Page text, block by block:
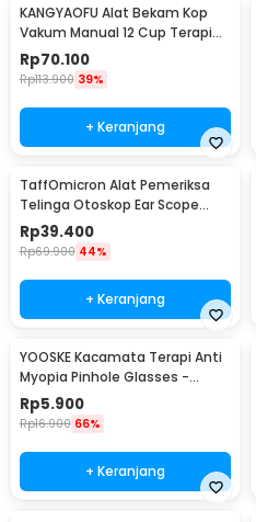
KANGYAOFU Alat Bekam Kop
Vakum Manual 12 Cup Terapi
Cupping Set - KN12
Rp70.100
Rp113.900 39%
+ Keranjang
TaffOmicron Alat Pemeriksa
Telinga Otoskop Ear Scope
with LED Light - KT-GF08HA
Rp39.400
Rp69.900 44%
+ Keranjang
YOOSKE Kacamata Terapi Anti
Myopia Pinhole Glasses -
D11301
Rp5.900
Rp16.900 66%
+ Keranjang